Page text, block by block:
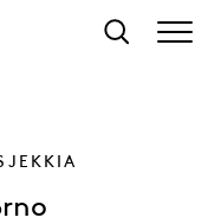
Søk